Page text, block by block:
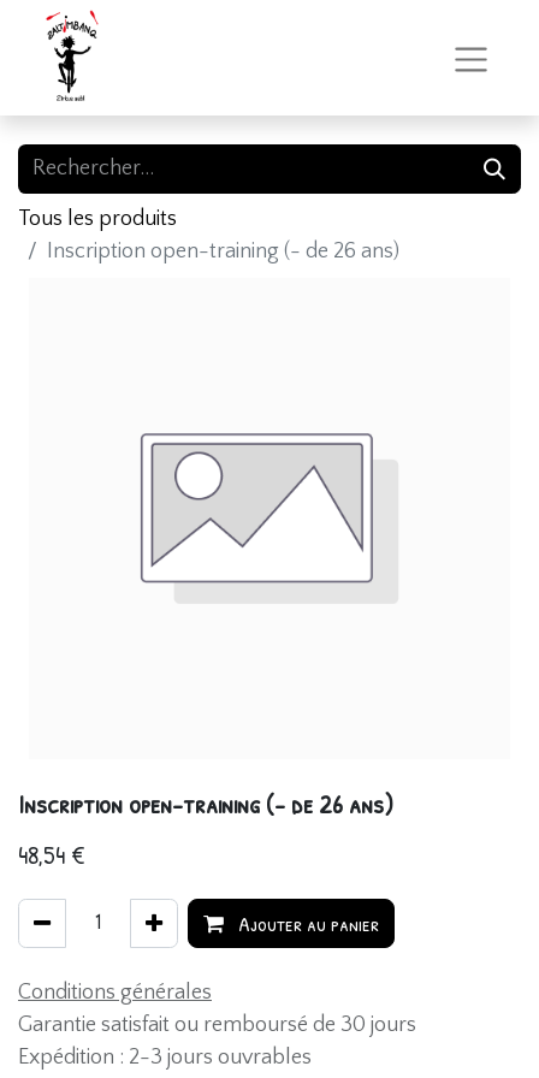
Tous les produits
Inscription open-training (- de 26 ans)
Inscription open-training (- de 26 ans)
48,54 €
Ajouter au panier
Conditions générales
Garantie satisfait ou remboursé de 30 jours
Expédition : 2-3 jours ouvrables